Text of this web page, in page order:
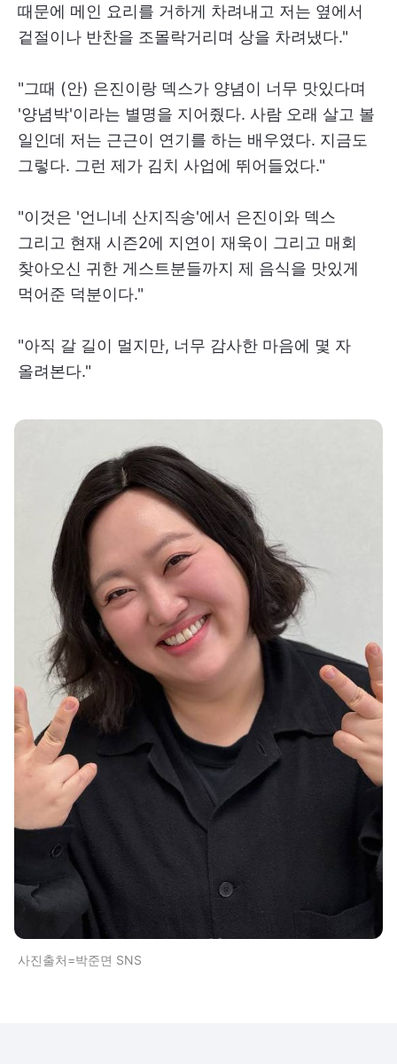
때문에 메인 요리를 거하게 차려내고 저는 옆에서
겉절이나 반찬을 조몰락거리며 상을 차려냈다."
"그때 (안) 은진이랑 덱스가 양념이 너무 맛있다며
'양념박'이라는 별명을 지어줬다. 사람 오래 살고 볼
일인데 저는 근근이 연기를 하는 배우였다. 지금도
그렇다. 그런 제가 김치 사업에 뛰어들었다."
"이것은 '언니네 산지직송'에서 은진이와 덱스
그리고 현재 시즌2에 지연이 재욱이 그리고 매회
찾아오신 귀한 게스트분들까지 제 음식을 맛있게
먹어준 덕분이다."
"아직 갈 길이 멀지만, 너무 감사한 마음에 몇 자
올려본다."
사진출처=박준면 SNS